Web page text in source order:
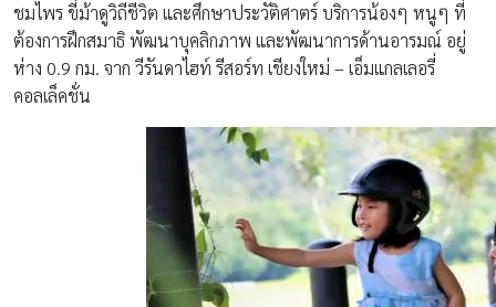
ชมไพร ขี่ม้าดูวิถีชีวิต และศึกษาประวัติศาตร์ บริการน้องๆ หนูๆ ที่
ต้องการฝึกสมาธิ พัฒนาบุคลิกภาพ และพัฒนาการด้านอารมณ์ อยู่
ห่าง 0.9 กม. จาก วีรันดาไฮท์ รีสอร์ท เชียงใหม่ – เอ็มแกลเลอรี่
คอลเล็คชั่น